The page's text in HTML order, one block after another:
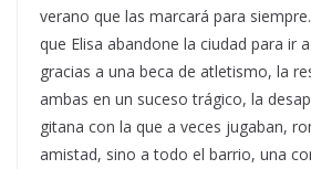
verano que las marcará para
que Elisa abandone la ciudad para ir
gracias a una beca de atletismo, la
ambas en un suceso trágico, la
gitana con la que a veces jugaban,
amistad, sino a todo el barrio, una